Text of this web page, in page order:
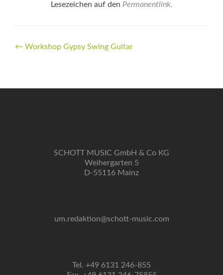
Lesezeichen auf den Permanentlink.
Beitrags-
← Workshop Gypsy Swing Guitar
SCHOTT MUSIC GmbH & Co KG
Weihergarten 5
D-55116 Mainz
um.redaktion@schott-music.com
Tel. +49 6131 246-855